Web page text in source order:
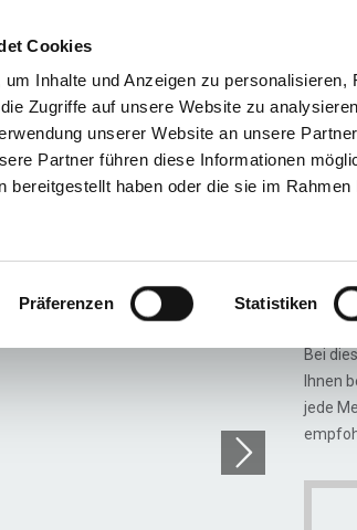
Cookies
Inhalte und Anzeigen zu personalisieren,
Zugriffe auf unsere Website zu
unserer Website an unsere
Partner führen diese Informationen
bereitgestellt haben oder die sie im
Präferenzen Statistiken
Die
Bei
Ihnen
jede